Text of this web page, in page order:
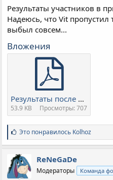
Результаты участников в
Надеюсь, что Vit
выбыл совсем...
Вложения
Результаты после 26 тура.pdf
53.9 KB Просмотры: 707
С
и
м
п
а
т
Это понравилось Kolhoz
ReNeGaDe
Модераторы Команда